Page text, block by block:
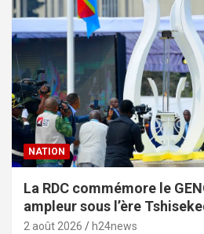
NATION
La RDC commémore le
ampleur sous l’ère
2 août 2026 h24news